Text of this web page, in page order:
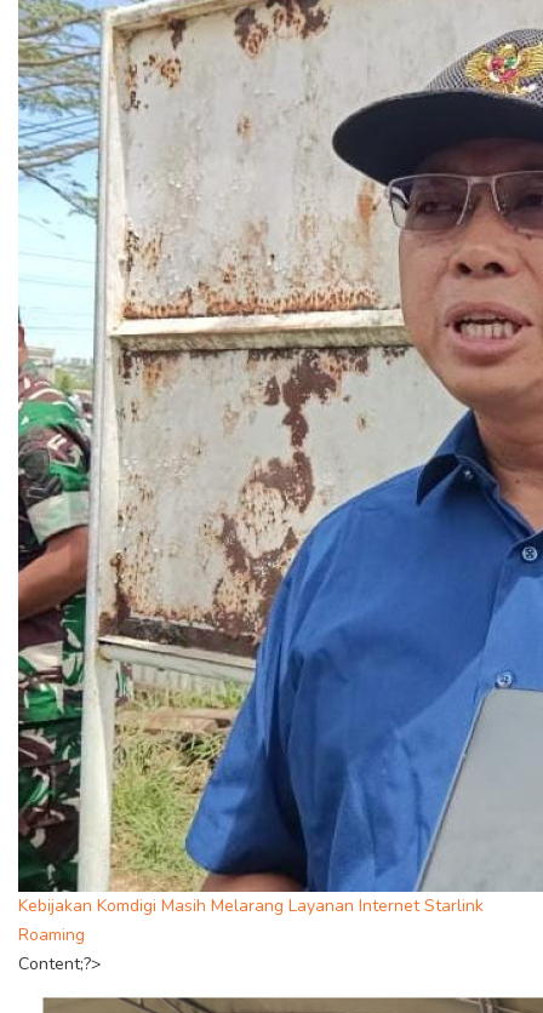
Kebijakan Komdigi Masih Melarang Layanan Internet Starlink
Roaming
Content;?>